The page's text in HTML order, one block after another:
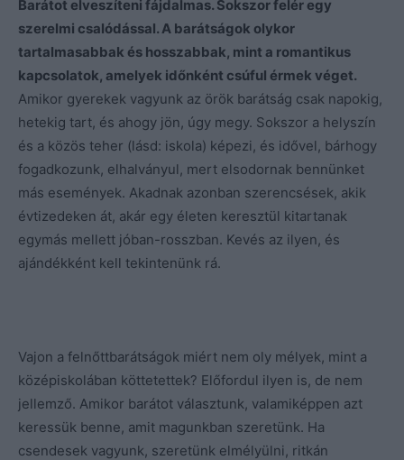
Barátot elveszíteni fájdalmas. Sokszor felér egy
szerelmi csalódással. A barátságok olykor
tartalmasabbak és hosszabbak, mint a romantikus
kapcsolatok, amelyek időnként csúful érmek véget.
Amikor gyerekek vagyunk az örök barátság csak napokig,
hetekig tart, és ahogy jön, úgy megy. Sokszor a helyszín
és a közös teher (lásd: iskola) képezi, és idővel, bárhogy
fogadkozunk, elhalványul, mert elsodornak bennünket
más események. Akadnak azonban szerencsések, akik
évtizedeken át, akár egy életen keresztül kitartanak
egymás mellett jóban-rosszban. Kevés az ilyen, és
ajándékként kell tekintenünk rá.
Vajon a felnőttbarátságok miért nem oly mélyek, mint a
középiskolában köttetettek? Előfordul ilyen is, de nem
jellemző. Amikor barátot választunk, valamiképpen azt
keressük benne, amit magunkban szeretünk. Ha
csendesek vagyunk, szeretünk elmélyülni, ritkán